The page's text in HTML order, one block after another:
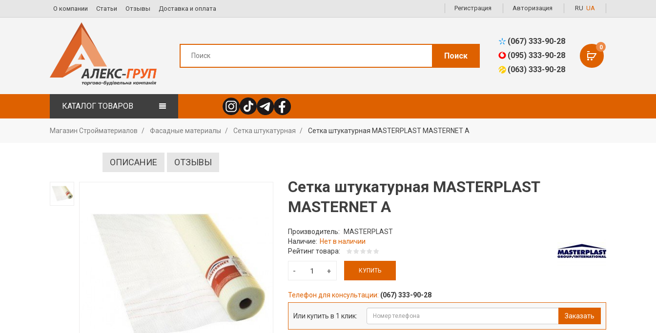
О компании Статьи Отзывы Доставка и оплата Регистрация Авторизация RU UA
Поиск
(067) 333-90-28
(095) 333-90-28
(063) 333-90-28
0
КАТАЛОГ ТОВАРОВ
Магазин Стройматериалов Фасадные материалы Сетка штукатурная Сетка штукатурная MASTERPLAST MASTERNET A
ОПИСАНИЕ ОТЗЫВЫ
Сетка штукатурная MASTERPLAST
MASTERNET A
Производитель:
MASTERPLAST
Наличие: Нет в наличии
Рейтинг товара:
КУПИТЬ
Телефон для консультации: (067) 333-90-28
Или купить в 1 клик: Заказать